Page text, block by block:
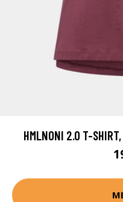
HMLNONI 2.0 T-